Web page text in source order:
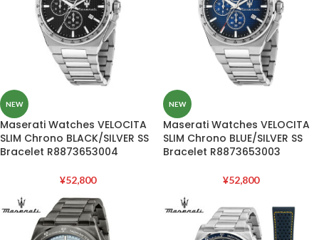
NEW
Maserati Watches VELOCITA
SLIM Chrono BLACK/SILVER SS
Bracelet R8873653004
¥52,800
NEW
Maserati Watches VELOCITA
SLIM Chrono BLUE/SILVER SS
Bracelet R8873653003
¥52,800